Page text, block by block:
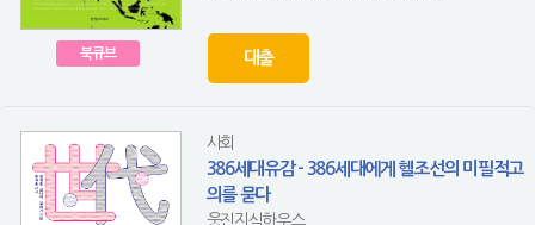
북큐브 대출
사회
386세대유감 - 386세대에게 헬조선의 미필적고
의를 묻다
웅진지식하우스